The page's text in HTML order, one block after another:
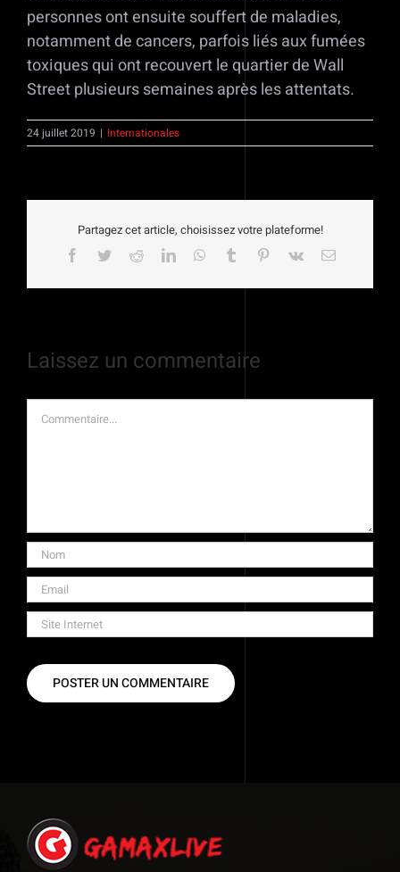
personnes ont ensuite souffert de maladies,
notamment de cancers, parfois liés aux fumées
toxiques qui ont recouvert le quartier de Wall
Street plusieurs semaines après les attentats.
24 juillet 2019 | Internationales
Partagez cet article, choisissez votre plateforme!
Facebook
TwitterRedditLinkedInWhatsApp
Tumblr Pinterest
Vk Email
Laissez un commentaire
Commentaire